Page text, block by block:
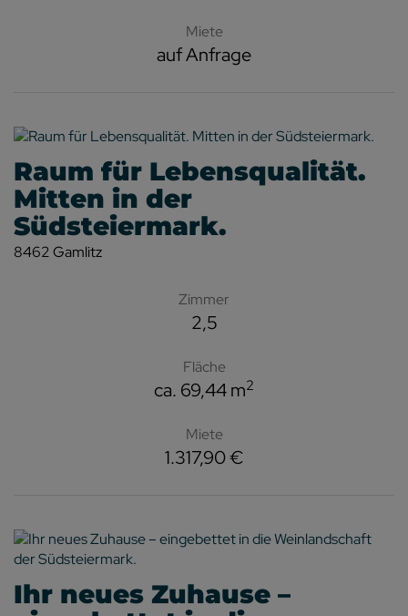
Miete
auf Anfrage
Raum für Lebensqualität.
Mitten in der
Südsteiermark.
8462 Gamlitz
Zimmer
2,5
Fläche
ca. 69,44 m2
Miete
1.317,90 €
Ihr neues Zuhause –